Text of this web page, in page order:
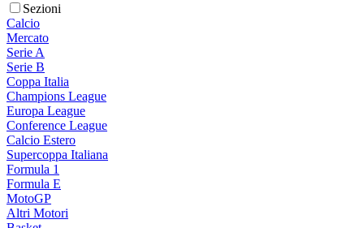
Sezioni
Calcio
Mercato
Serie A
Serie B
Coppa Italia
Champions League
Europa League
Conference League
Calcio Estero
Supercoppa Italiana
Formula 1
Formula E
MotoGP
Altri Motori